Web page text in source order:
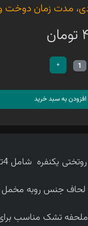
زمان دوخت و ارسال ۲۰
1
+
افزودن به سبد خرید
یکنفره شامل 4تیکه می باشد
روبه مخمل ابعاد لحاف150*210
تشک مناسب برای تشک 90